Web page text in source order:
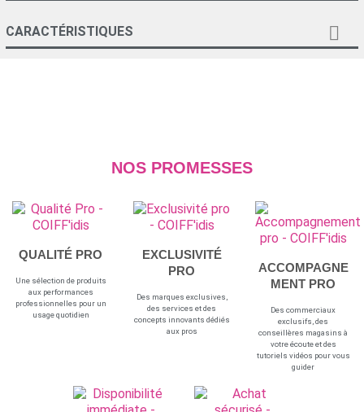
CARACTÉRISTIQUES 
NOS PROMESSES
QUALITÉ PRO
Une sélection de produits
aux performances
professionnelles pour un
usage quotidien
EXCLUSIVITÉ
PRO
Des marques exclusives,
des services et des
concepts innovants dédiés
aux pros
ACCOMPAGNE
MENT PRO
Des commerciaux
exclusifs, des
conseillères magasins à
votre écoute et des
tutoriels vidéos pour vous
guider